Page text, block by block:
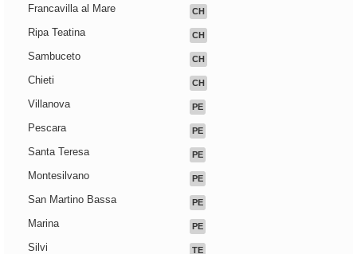
Francavilla al Mare CH
Ripa Teatina CH
Sambuceto CH
Chieti CH
Villanova PE
Pescara PE
Santa Teresa PE
Montesilvano PE
San Martino Bassa PE
Marina PE
Silvi TE